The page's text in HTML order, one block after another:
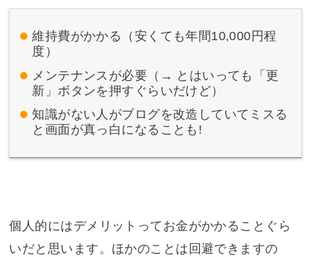
維持費がかかる（安くても年間10,000円程
度）
メンテナンスが必要（→ とはいっても「更
新」ボタンを押すぐらいだけど）
知識がない人がブログを改造していてミスる
と画面が真っ白になることも!
個人的にはデメリットってお金がかかることぐら
いだと思います。ほかのことは回避できますの